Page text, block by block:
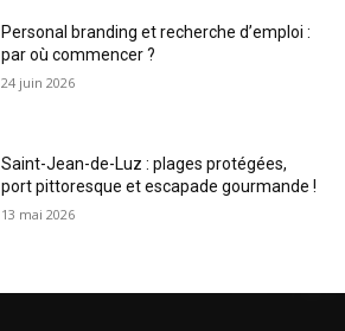
Personal branding et recherche d’emploi :
par où commencer ?
24 juin 2026
Saint-Jean-de-Luz : plages protégées,
port pittoresque et escapade gourmande !
13 mai 2026